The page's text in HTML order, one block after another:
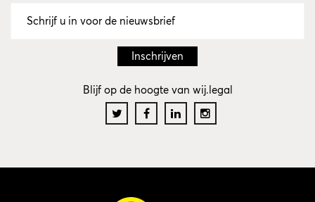
Blijf op de hoogte van wij.legal